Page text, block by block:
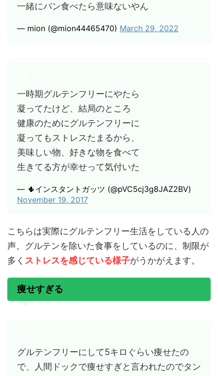
一緒にパン食べたら意味ないやん
— mion (@mion44465470) March 29, 2022
一時期グルテンフリーにやたら
凝ってたけど、結局のところ
健康のためにグルテンフリーに
凝ってもストレスたまるから、
美味しい物、好きな物を食べて
生きてる方が幸せって気付いた
— 🌵インスタントガッツ (@pVC5cj3g8JAZ2BV)
November 19, 2017
こちらは実際にグルテンフリー生活をしている人の
声。グルテンを除いた食事をしているのに、制限が
多く ストレスを感じている様子がうかがえます。
痩せすぎる
グルテンフリーにして5キロぐらい痩せたの
で、人間ドックで痩せすぎと言われたのでタン